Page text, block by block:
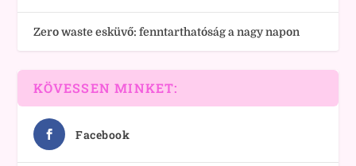
Zero waste esküvő: fenntarthatóság a nagy napon
KÖVESSEN MINKET:
Facebook